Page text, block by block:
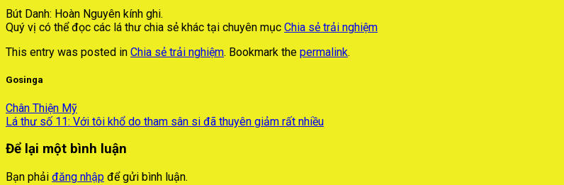
Bút Danh: Hoàn Nguyên kính ghi.
Quý vị có thể đọc các lá thư chia sẻ khác tại chuyên mục Chia sẻ trải nghiệm
This entry was posted in Chia sẻ trải nghiệm. Bookmark the permalink.
Gosinga
Chân Thiện Mỹ
Lá thư số 11: Với tôi khổ do tham sân si đã thuyên giảm rất nhiều
Để lại một bình luận
Bạn phải đăng nhập để gửi bình luận.